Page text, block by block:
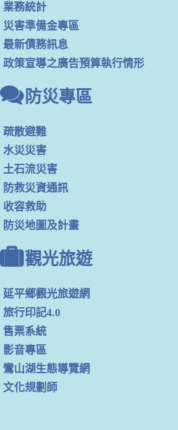
業務統計
災害準備金專區
最新債務訊息
政策宣導之廣告預算執行情形
防災專區
疏散避難
水災災害
土石流災害
防救災資通訊
收容救助
防災地圖及計畫
觀光旅遊
延平鄉觀光旅遊網
旅行印記4.0
售票系統
影音專區
鸞山湖生態導覽網
文化規劃師